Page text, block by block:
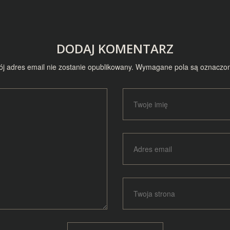
DODAJ KOMENTARZ
adres email nie zostanie opublikowany. Wymagane pola są